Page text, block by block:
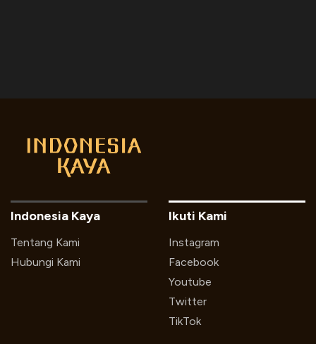
Indonesia Kaya
Tentang Kami
Hubungi Kami
Ikuti Kami
Instagram
Facebook
Youtube
Twitter
TikTok